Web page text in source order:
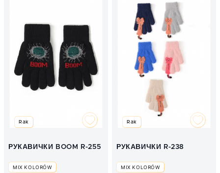
Rak
РУКАВИЧКИ BOOM R-255
MIX KOLORÓW
Rak
РУКАВИЧКИ R-238
MIX KOLORÓW